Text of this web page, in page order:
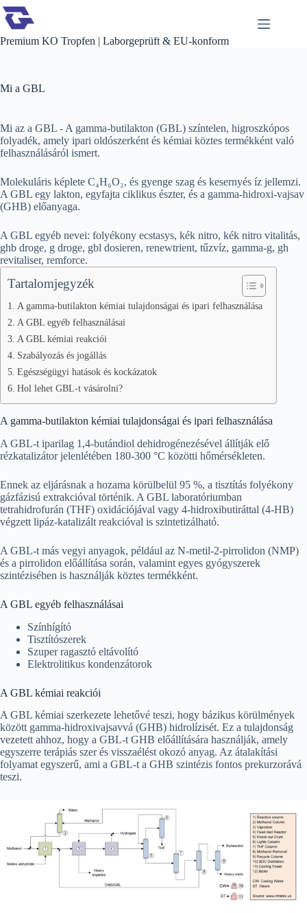
Ugrás
tartalomra
Premium KO Tropfen | Laborgeprüft & EU-konform
Mi a GBL
Mi az a GBL - A gamma-butilakton (GBL) színtelen, higroszkópos
folyadék, amely ipari oldószerként és kémiai köztes termékként való
felhasználásáról ismert.
Molekuláris képlete C₄H₆O₂, és gyenge szag és kesernyés íz jellemzi.
A GBL egy lakton, egyfajta ciklikus észter, és a gamma-hidroxi-vajsav
(GHB) előanyaga.
A GBL egyéb nevei: folyékony ecstasys, kék nitro, kék nitro vitalitás,
ghb droge, g droge, gbl dosieren, renewtrient, tűzvíz, gamma-g, gh
revitaliser, remforce.
Tartalomjegyzék
A gamma-butilakton kémiai tulajdonságai és ipari felhasználása
A GBL egyéb felhasználásai
A GBL kémiai reakciói
Szabályozás és jogállás
Egészségügyi hatások és kockázatok
Hol lehet GBL-t vásárolni?
A gamma-butilakton kémiai tulajdonságai és ipari felhasználása
A GBL-t iparilag 1,4-butándiol dehidrogénezésével állítják elő
rézkatalizátor jelenlétében 180-300 °C közötti hőmérsékleten.
Ennek az eljárásnak a hozama körülbelül 95 %, a tisztítás folyékony
gázfázisú extrakcióval történik. A GBL laboratóriumban
tetrahidrofurán (THF) oxidációjával vagy 4-hidroxibutiráttal (4-HB)
végzett lipáz-katalizált reakcióval is szintetizálható.
A GBL-t más vegyi anyagok, például az N-metil-2-pirrolidon (NMP)
és a pirrolidon előállítása során, valamint egyes gyógyszerek
szintézisében is használják köztes termékként.
A GBL egyéb felhasználásai
Színhígító
Tisztítószerek
Szuper ragasztó eltávolító
Elektrolitikus kondenzátorok
A GBL kémiai reakciói
A GBL kémiai szerkezete lehetővé teszi, hogy bázikus körülmények
között gamma-hidroxivajsavvá (GHB) hidrolízisét. Ez a tulajdonság
vezetett ahhoz, hogy a GBL-t GHB előállítására használják, amely
egyszerre terápiás szer és visszaélést okozó anyag. Az átalakítási
folyamat egyszerű, ami a GBL-t a GHB szintézis fontos prekurzorává
teszi.